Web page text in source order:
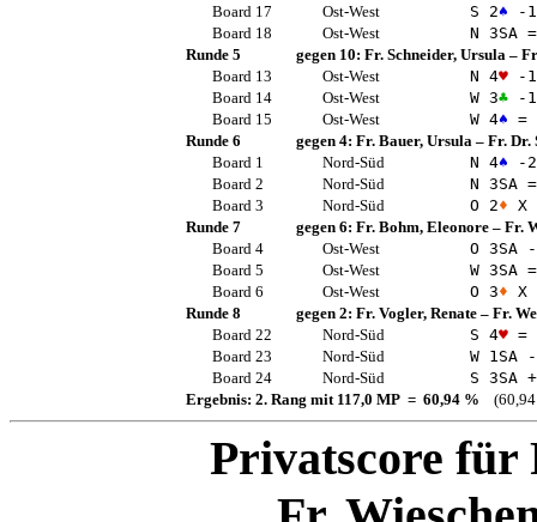
Board 17
Ost-West S 2♠ -1
Board 18
Ost-West N 3SA=
Runde 5
gegen 10: Fr. Schneider, Ursula –
Board 13
Ost-West N 4♥-1
Board 14
Ost-West W 3♣-1
Board 15
Ost-West W 4♠ =
Runde 6
gegen 4: Fr. Bauer, Ursula – Fr. Dr.
Board 1
Nord-Süd N 4♠ -2
Board 2
Nord-Süd N 3SA=
Board 3
Nord-Süd O 2♦ X
Runde 7
gegen 6: Fr. Bohm, Eleonore– Fr.
Board 4
Ost-West O 3SA-
Board 5
Ost-West W 3SA=
Board 6
Ost-West O 3♦ X
Runde 8
gegen 2: Fr. Vogler, Renate– Fr.
Board 22
Nord-Süd S 4♥=
Board 23
Nord-Süd W 1 SA-
Board 24
Nord-Süd S 3SA
Ergebnis: 2. Rang mit 117,0 MP = 60,94 %
Privatscore für